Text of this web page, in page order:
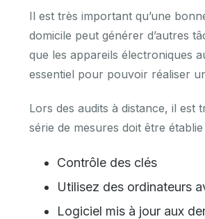
Il est très important qu’une
domicile peut générer d’autres
que les appareils électroniques
essentiel pour pouvoir réaliser
Lors des audits à distance, il
série de mesures doit être
Contrôle des clés
Utilisez des ordinateurs
Logiciel mis à jour aux